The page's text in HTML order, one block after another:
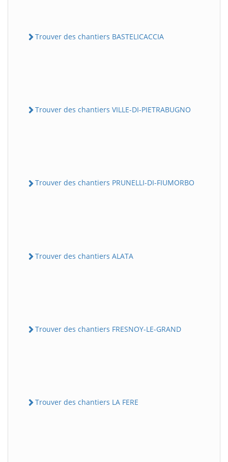
Trouver des chantiers BASTELICACCIA
Trouver des chantiers VILLE-DI-PIETRABUGNO
Trouver des chantiers PRUNELLI-DI-FIUMORBO
Trouver des chantiers ALATA
Trouver des chantiers FRESNOY-LE-GRAND
Trouver des chantiers LA FERE